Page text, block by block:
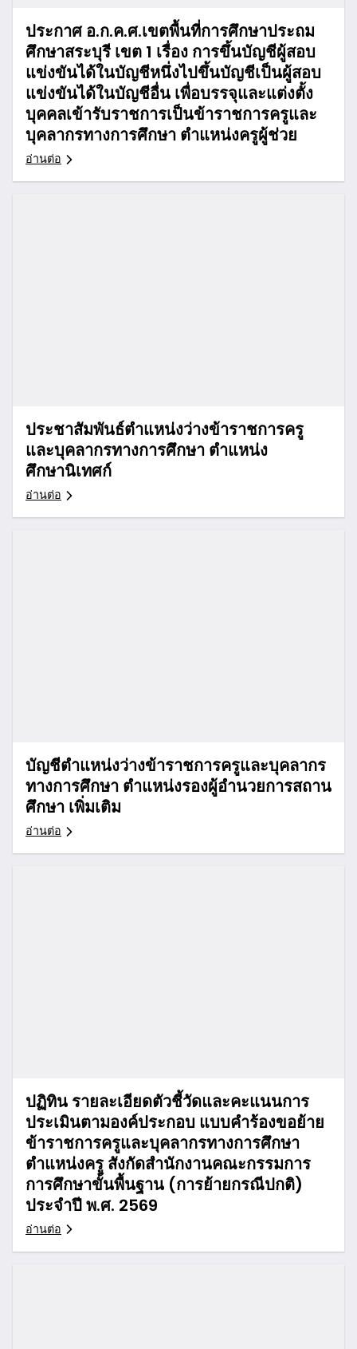
ประกาศ อ.ก.ค.ศ.เขตพื้นที่การศึกษาประถม
ศึกษาสระบุรี เขต 1 เรื่อง การขึ้นบัญชีผู้สอบ
แข่งขันได้ในบัญชีหนึ่งไปขึ้นบัญชีเป็นผู้สอบ
แข่งขันได้ในบัญชีอื่น เพื่อบรรจุและแต่งตั้ง
บุคคลเข้ารับราชการเป็นข้าราชการครูและ
บุคลากรทางการศึกษา ตำแหน่งครูผู้ช่วย
อ่านต่อ
ประชาสัมพันธ์ตำแหน่งว่างข้าราชการครู
และบุคลากรทางการศึกษา ตำแหน่ง
ศึกษานิเทศก์
อ่านต่อ
บัญชีตำแหน่งว่างข้าราชการครูและบุคลากร
ทางการศึกษา ตำแหน่งรองผู้อำนวยการสถาน
ศึกษา เพิ่มเติม
อ่านต่อ
ปฏิทิน รายละเอียดตัวชี้วัดและคะแนนการ
ประเมินตามองค์ประกอบ แบบคำร้องขอย้าย
ข้าราชการครูและบุคลากรทางการศึกษา
ตำแหน่งครู สังกัดสำนักงานคณะกรรมการ
การศึกษาขั้นพื้นฐาน (การย้ายกรณีปกติ)
ประจำปี พ.ศ. 2569
อ่านต่อ